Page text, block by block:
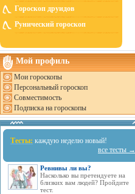
Гороскоп друидов
Рунический гороскоп
Мой профиль
Мои гороскопы
Персональный гороскоп
Совместимость
Подписка на гороскопы
Тесты: каждую неделю новый!
все тесты →
Ревнивы ли вы?
Насколько вы претендуете на
близких вам людей? Пройдите
тест.